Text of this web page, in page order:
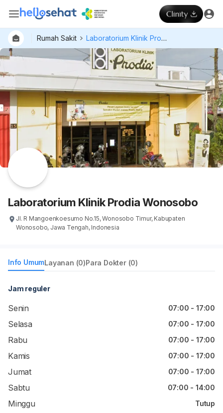
Rumah Sakit Laboratorium Klinik Prodia Wonosobo
Laboratorium Klinik Prodia Wonosobo
Jl. R Mangoenkoesumo No.15, Wonosobo Timur, Kabupaten
Wonosobo, Jawa Tengah, Indonesia
Info UmumLayanan (0)Para Dokter (0)
Jam reguler
Senin 07:00 - 17:00
Selasa 07:00 - 17:00
Rabu 07:00 - 17:00
Kamis 07:00 - 17:00
Jumat 07:00 - 17:00
Sabtu 07:00 - 14:00
Minggu Tutup